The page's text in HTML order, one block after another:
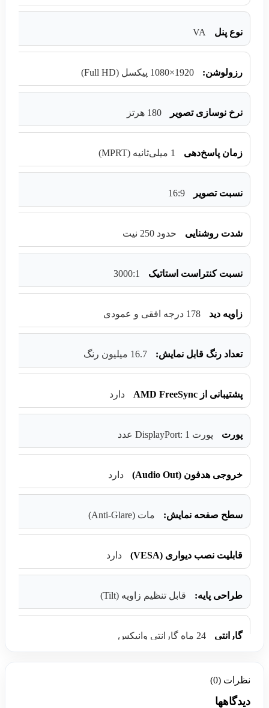
نوع پنل VA
رزولوشن: 1920×1080 پیکسل (Full HD)
نرخ نوسازی تصویر 180 هرتز
زمان پاسخ‌دهی 1 میلی‌ثانیه (MPRT)
نسبت تصویر 16:9
شدت روشنایی حدود 250 نیت
نسبت کنتراست استاتیک 3000:1
زاویه دید 178 درجه افقی و عمودی
تعداد رنگ قابل نمایش: 16.7 میلیون رنگ
پشتیبانی از AMD FreeSync دارد
پورت پورت DisplayPort: 1 عدد
خروجی هدفون (Audio Out) دارد
سطح صفحه نمایش: مات (Anti-Glare)
قابلیت نصب دیواری (VESA) دارد
طراحی پایه: قابل تنظیم زاویه (Tilt)
گارانتی 24 ماه گارانتی وانیکس
نظرات (0)
دیدگاهها